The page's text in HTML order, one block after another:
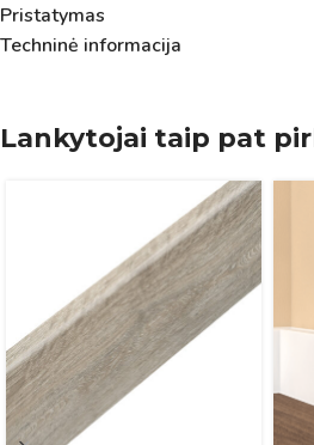
Pristatymas
Techninė informacija
Lankytojai taip pat